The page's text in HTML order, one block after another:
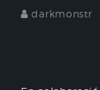
darkmonstr